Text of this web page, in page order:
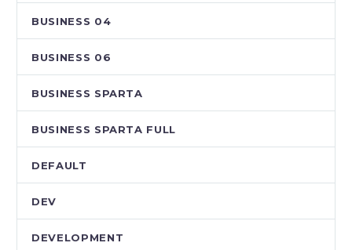
BUSINESS 04
BUSINESS 06
BUSINESS SPARTA
BUSINESS SPARTA FULL
DEFAULT
DEV
DEVELOPMENT